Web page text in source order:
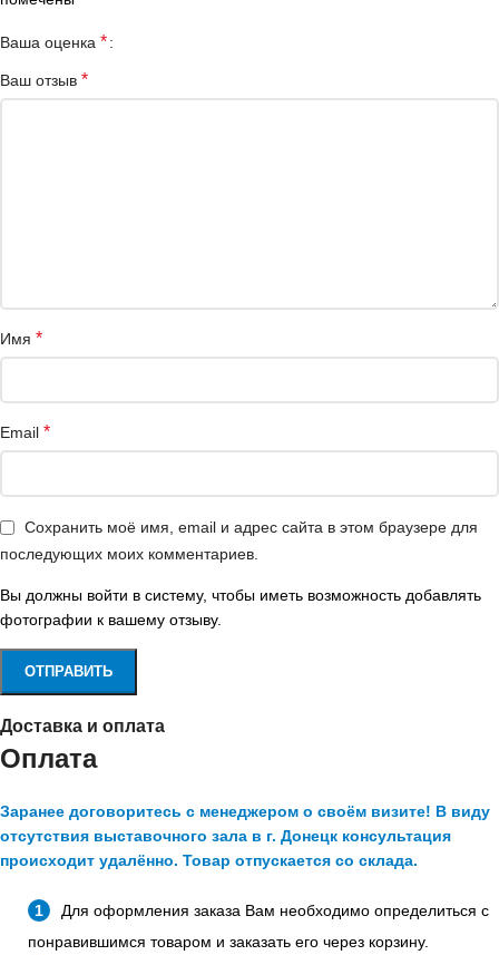
Ваша оценка *
Ваш отзыв *
Имя *
Email *
Сохранить моё имя, email и адрес сайта в этом браузере для
последующих моих комментариев.
Вы должны войти в систему, чтобы иметь возможность добавлять
фотографии к вашему отзыву.
Доставка и оплата
Оплата
Заранее договоритесь с менеджером о своём визите! В виду
отсутствия выставочного зала в г. Донецк консультация
происходит удалённо. Товар отпускается со склада.
Для оформления заказа Вам необходимо определиться с
понравившимся товаром и заказать его через корзину.